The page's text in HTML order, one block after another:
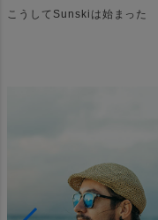
こうしてSunskiは始まった